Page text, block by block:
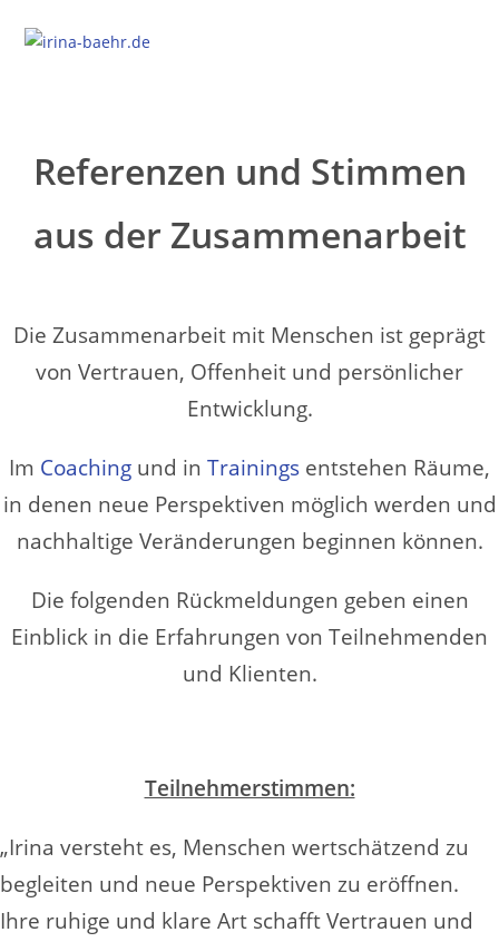
Referenzen und Stimmen
aus der Zusammenarbeit
Die Zusammenarbeit mit Menschen ist geprägt
von Vertrauen, Offenheit und persönlicher
Entwicklung.
Im Coaching und in Trainings entstehen Räume,
in denen neue Perspektiven möglich werden und
nachhaltige Veränderungen beginnen können.
Die folgenden Rückmeldungen geben einen
Einblick in die Erfahrungen von Teilnehmenden
und Klienten.
Teilnehmerstimmen:
„Irina versteht es, Menschen wertschätzend zu
begleiten und neue Perspektiven zu eröffnen.
Ihre ruhige und klare Art schafft Vertrauen und